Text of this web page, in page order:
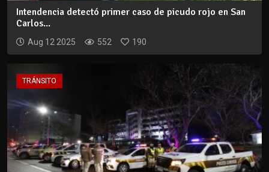
Intendencia detectó primer caso de picudo rojo en San
Carlos...
Aug 12 2025 552 190
TRÁNSITO